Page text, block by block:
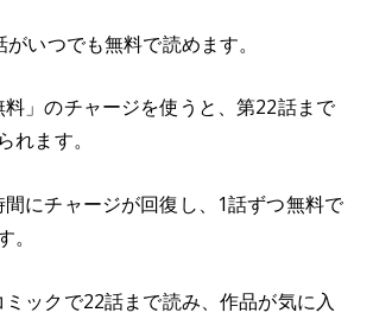
いつでも無料で読めます。
料」のチャージを使うと、第22話まで
れます。
にチャージが回復し、1話ずつ無料で
ミックで22話まで読み、作品が気に入